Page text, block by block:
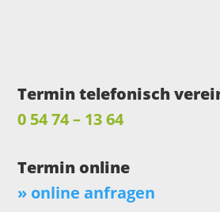
Termin telefonisch
0 54 74 – 13 64
Termin online
» online anfragen